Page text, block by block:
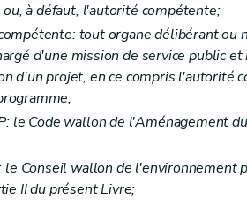
d'information
publique
Mesures d'annonce de l'enquête
première
2 Informations par voie électronique,
à défaut, l'autorité compétente;
tout organe délibérant ou
d'une mission de service public
d'un projet, en ce compris l'autorité
le Code wallon de l'Aménagement
le Conseil wallon de
II du présent Livre;